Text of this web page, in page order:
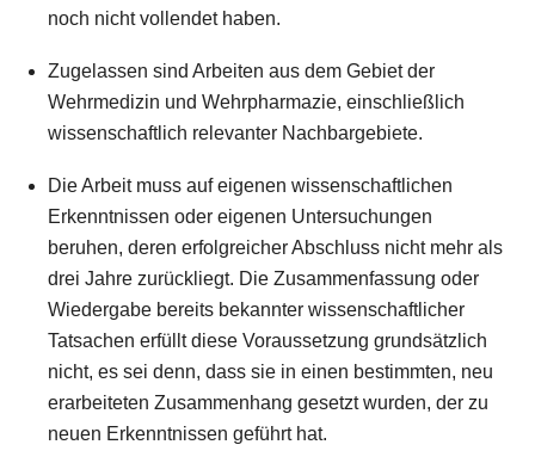
noch nicht vollendet haben.
Zugelassen sind Arbeiten aus dem Gebiet der
Wehrmedizin und Wehrpharmazie, einschließlich
wissenschaftlich relevanter Nachbargebiete.
Die Arbeit muss auf eigenen wissenschaftlichen
Erkenntnissen oder eigenen Untersuchungen
beruhen, deren erfolgreicher Abschluss nicht mehr als
drei Jahre zurückliegt. Die Zusammenfassung oder
Wiedergabe bereits bekannter wissenschaftlicher
Tatsachen erfüllt diese Voraussetzung grundsätzlich
nicht, es sei denn, dass sie in einen bestimmten, neu
erarbeiteten Zusammenhang gesetzt wurden, der zu
neuen Erkenntnissen geführt hat.